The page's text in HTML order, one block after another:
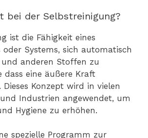
bei der Selbstreinigung?
ist die Fähigkeit eines
oder Systems, sich automatisch
anderen Stoffen zu
dass eine äußere Kraft
Konzept wird in vielen
Industrien angewendet, um
Hygiene zu erhöhen.
spezielle Programm zur